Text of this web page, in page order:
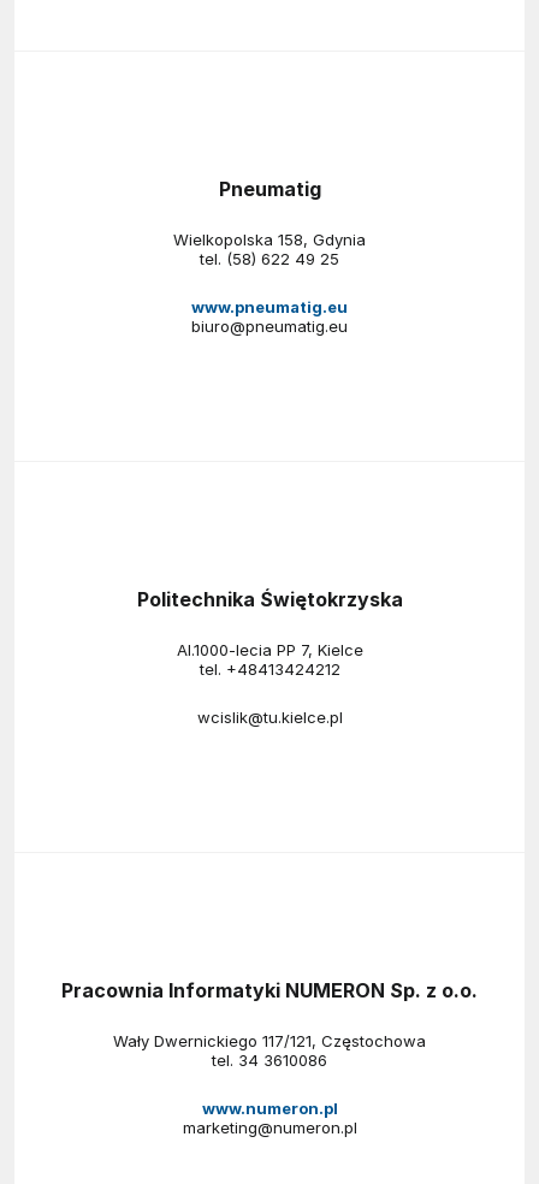
Pneumatig
Wielkopolska 158, Gdynia
tel. (58) 622 49 25
www.pneumatig.eu
biuro@pneumatig.eu
Politechnika Świętokrzyska
Al.1000-lecia PP 7, Kielce
tel. +48413424212
wcislik@tu.kielce.pl
Pracownia Informatyki NUMERON Sp. z o.o.
Wały Dwernickiego 117/121, Częstochowa
tel. 34 3610086
www.numeron.pl
marketing@numeron.pl